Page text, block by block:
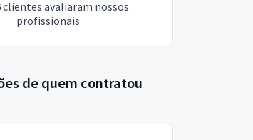
clientes avaliaram nossos
profissionais
de quem contratou